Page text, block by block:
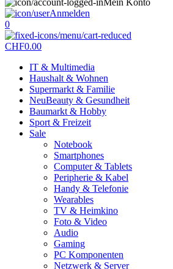
Mein Konto
Anmelden
0
CHF0.00
IT & Multimedia
Haushalt & Wohnen
Supermarkt & Familie
NeuBeauty & Gesundheit
Baumarkt & Hobby
Sport & Freizeit
Sale
Notebook
Smartphones
Computer & Tablets
Peripherie & Kabel
Handy & Telefonie
Wearables
TV & Heimkino
Foto & Video
Audio
Gaming
PC Komponenten
Netzwerk & Server